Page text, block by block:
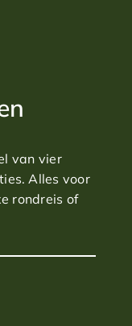
van vier
Alles voor
rondreis of